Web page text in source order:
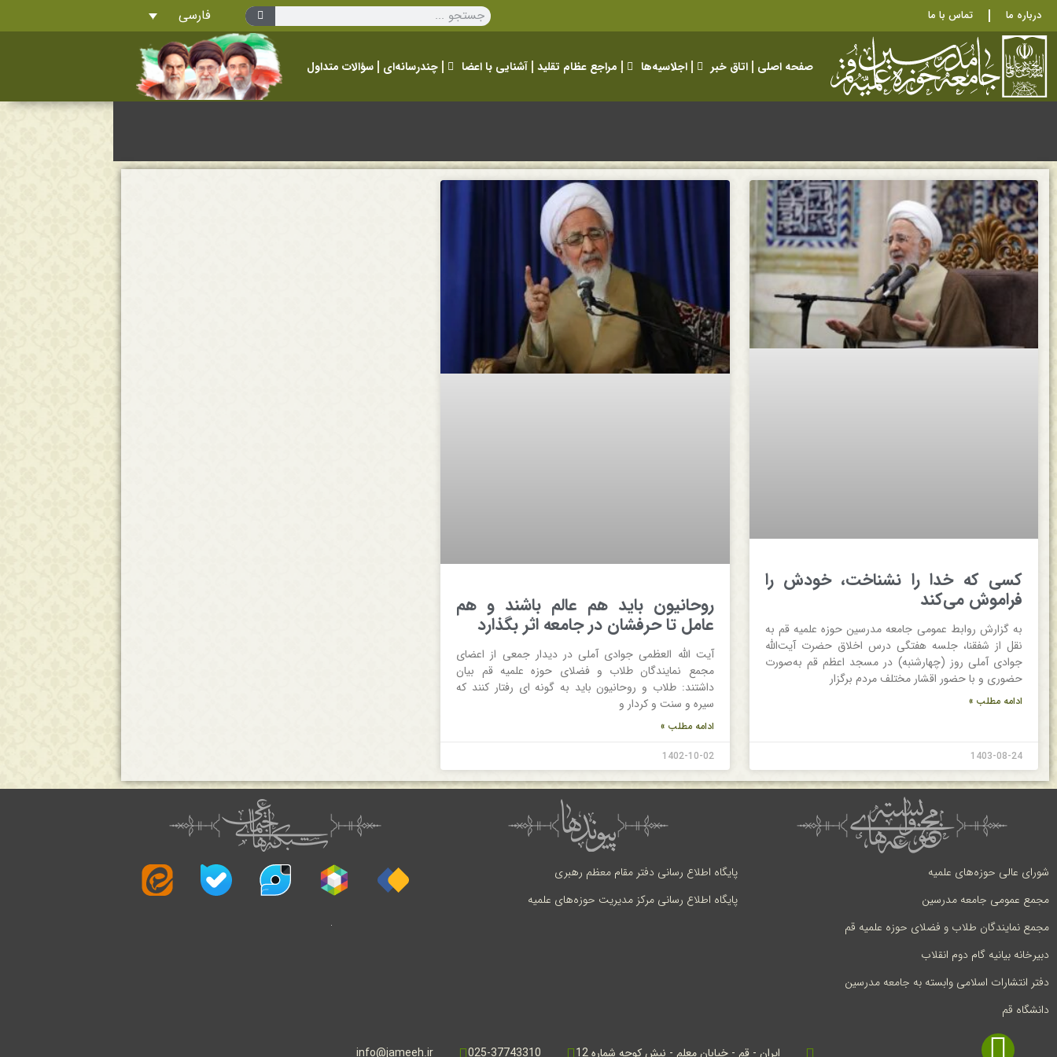
درباره ما تماس با ما فارسی
صفحه اصلی اتاق خبر اجلاسیه‌ها مراجع عظام تقلید آشنایی با اعضا چندرسانه‌ای سؤالات متداول
کسی که خدا را نشناخت، خودش را
فراموش می‌کند
به گزارش روابط عمومی جامعه مدرسین حوزه علمیه قم به
نقل از شفقنا، جلسه هفتگی درس اخلاق حضرت آیت‌الله
جوادی آملی روز (چهارشنبه) در مسجد اعظم قم به‌صورت
حضوری و با حضور اقشار مختلف مردم برگزار
ادامه مطلب »
1403-08-24
روحانیون باید هم عالم باشند و هم
عامل تا حرفشان در جامعه اثر بگذارد
آیت الله العظمی جوادی آملی در دیدار جمعی از اعضای
مجمع نمایندگان طلاب و فضلای حوزه علمیه قم بیان
داشتند: طلاب و روحانیون باید به گونه ای رفتار کنند که
سیره و سنت و کردار و
ادامه مطلب »
1402-10-02
شورای عالی حوزه‌های علمیه
مجمع عمومی جامعه مدرسین
مجمع نمایندگان طلاب و فضلای حوزه علمیه قم
دبیرخانه بیانیه گام دوم انقلاب
دفتر انتشارات اسلامی وابسته به جامعه مدرسین
دانشگاه قم
پایگاه اطلاع رسانی دفتر مقام معظم رهبری
پایگاه اطلاع رسانی مرکز مدیریت حوزه‌های علمیه
ایران - قم - خیابان معلم - نبش کوچه شماره 12 025-37743310
info@jameeh.ir